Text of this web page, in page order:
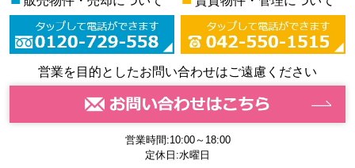
営業を目的としたお問い合わせはご遠慮ください
営業時間:10:00～18:00
定休日:水曜日